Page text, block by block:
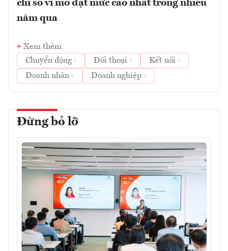
chỉ số vĩ mô đạt mức cao nhất trong nhiều
năm qua
Xem thêm
Chuyển động
Đối thoại
Kết nối
Doanh nhân
Doanh nghiệp
Đừng bỏ lỡ